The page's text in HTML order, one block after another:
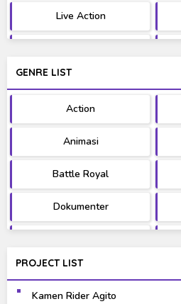
Live Action
Ultraman
GENRE LIST
Action
Animasi
Battle Royal
Dokumenter
PROJECT LIST
Kamen Rider Agito